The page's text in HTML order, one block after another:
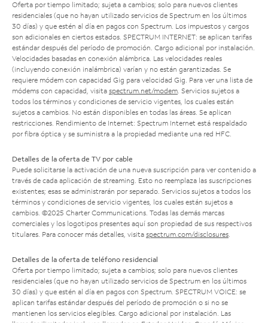
Oferta por tiempo limitado; sujeta a cambios; solo para nuevos clientes
residenciales (que no hayan utilizado servicios de Spectrum en los últimos
30 días) y que estén al día en pagos con Spectrum. Los impuestos y cargos
son adicionales en ciertos estados. SPECTRUM INTERNET: se aplican tarifas
estándar después del período de promoción. Cargo adicional por instalación.
Velocidades basadas en conexión alámbrica. Las velocidades reales
(incluyendo conexión inalámbrica) varían y no están garantizadas. Se
requiere módem con capacidad Gig para velocidad Gig. Para ver una lista de
módems con capacidad, visita spectrum.net/modem . Servicios sujetos a
todos los términos y condiciones de servicio vigentes, los cuales están
sujetos a cambios. No están disponibles en todas las áreas. Se aplican
restricciones. Rendimiento de Internet: Spectrum Internet está respaldado
por fibra óptica y se suministra a la propiedad mediante una red HFC.
Detalles de la oferta de TV por cable
Puede solicitarse la activación de una nueva suscripción para ver contenido a
través de cada aplicación de streaming. Esto no reemplaza las suscripciones
existentes; esas se administrarán por separado. Servicios sujetos a todos los
términos y condiciones de servicio vigentes, los cuales están sujetos a
cambios. ©2025 Charter Communications. Todas las demás marcas
comerciales y los logotipos presentes aquí son propiedad de sus respectivos
titulares. Para conocer más detalles, visita spectrum.com/disclosures
Detalles de la oferta de teléfono residencial
Oferta por tiempo limitado; sujeta a cambios; solo para nuevos clientes
residenciales (que no hayan utilizado servicios de Spectrum en los últimos
30 días) y que estén al día en pagos con Spectrum. SPECTRUM VOICE: se
aplican tarifas estándar después del período de promoción o si no se
mantienen los servicios elegibles. Cargo adicional por instalación. Las